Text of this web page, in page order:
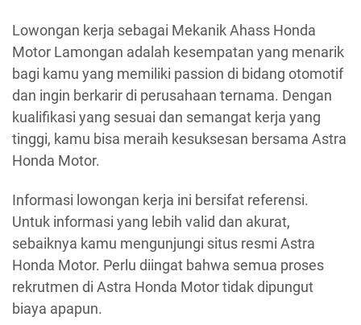
Lowongan kerja sebagai Mekanik Ahass Honda
Motor Lamongan adalah kesempatan yang menarik
bagi kamu yang memiliki passion di bidang otomotif
dan ingin berkarir di perusahaan ternama. Dengan
kualifikasi yang sesuai dan semangat kerja yang
tinggi, kamu bisa meraih kesuksesan bersama Astra
Honda Motor.
Informasi lowongan kerja ini bersifat referensi.
Untuk informasi yang lebih valid dan akurat,
sebaiknya kamu mengunjungi situs resmi Astra
Honda Motor. Perlu diingat bahwa semua proses
rekrutmen di Astra Honda Motor tidak dipungut
biaya apapun.